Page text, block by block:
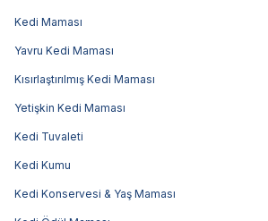
Kedi Maması
Yavru Kedi Maması
Kısırlaştırılmış Kedi Maması
Yetişkin Kedi Maması
Kedi Tuvaleti
Kedi Kumu
Kedi Konservesi & Yaş Maması